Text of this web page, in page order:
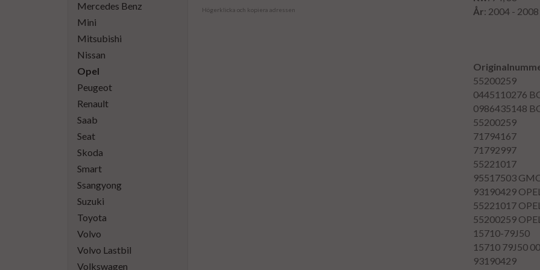
Mercedes Benz
Mini
Mitsubishi
Nissan
Opel
Peugeot
Renault
Saab
Seat
Skoda
Smart
Ssangyong
Suzuki
Toyota
Volvo
Volvo Lastbil
Volkswagen
Högerklicka och kopiera adressen
År: 2004 - 2008
55200259
0445110276
0986435148
55200259
71794167
71792997
55221017
95517503
93190429 OPEL
55221017 OPEL
55200259 OPEL
15710-79J50
15710 79J50
93190429